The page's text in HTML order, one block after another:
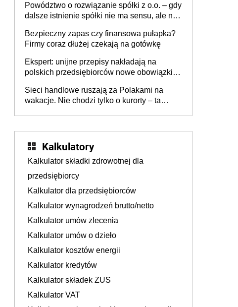
Powództwo o rozwiązanie spółki z o.o. – gdy
dalsze istnienie spółki nie ma sensu, ale nie
Bezpieczny zapas czy finansowa pułapka?
Firmy coraz dłużej czekają na gotówkę
Ekspert: unijne przepisy nakładają na
polskich przedsiębiorców nowe obowiązki w
Sieci handlowe ruszają za Polakami na
wakacje. Nie chodzi tylko o kurorty – ta
Kalkulatory
Kalkulator składki zdrowotnej dla
przedsiębiorcy
Kalkulator dla przedsiębiorców
Kalkulator wynagrodzeń brutto/netto
Kalkulator umów zlecenia
Kalkulator umów o dzieło
Kalkulator kosztów energii
Kalkulator kredytów
Kalkulator składek ZUS
Kalkulator VAT